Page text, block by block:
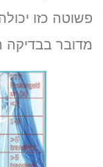
פשוטה כזו
מדובר בבדיקה